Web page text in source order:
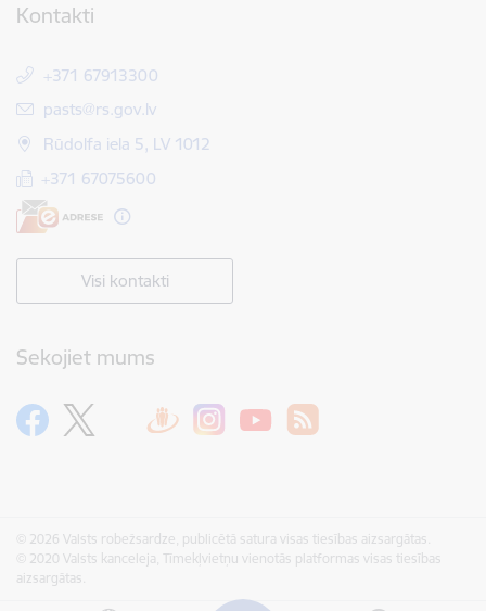
Kontakti
+371 67913300
E-pasts:
pasts@rs.gov.lv
Rūdolfa iela 5, LV 1012
+371 67075600
Visi kontakti
Sekojiet mums
© 2026 Valsts robežsardze, publicētā satura visas tiesības aizsargātas.
© 2020 Valsts kanceleja, Tīmekļvietņu vienotās platformas visas tiesības
aizsargātas.